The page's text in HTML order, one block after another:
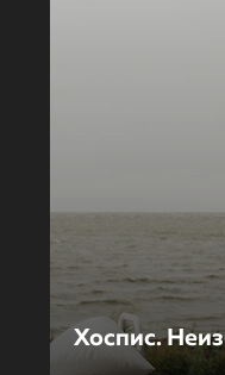
Хоспис.